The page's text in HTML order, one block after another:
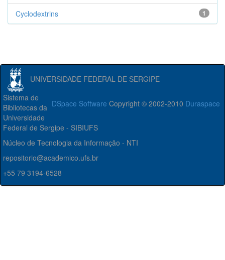
1
Cyclodextrins
UNIVERSIDADE FEDERAL DE SERGIPE
DSpace Software Copyright © 2002-2010 Duraspace
Sistema de
Bibliotecas da
Universidade
Federal de Sergipe - SIBIUFS
Núcleo de Tecnologia da Informação - NTI
repositorio@academico.ufs.br
+55 79 3194-6528